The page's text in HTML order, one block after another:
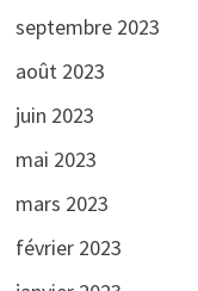
septembre 2023
août 2023
juin 2023
mai 2023
mars 2023
février 2023